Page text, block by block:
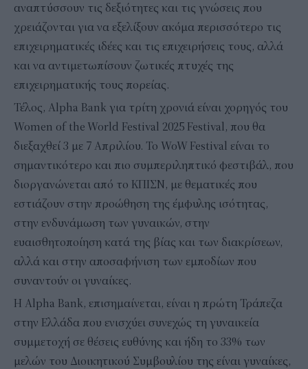
αναπτύσσουν τις δεξιότητες και τις γνώσεις που
χρειάζονται για να εξελίξουν ακόμα περισσότερο τις
επιχειρηματικές ιδέες και τις επιχειρήσεις τους, αλλά
και να αντιμετωπίσουν ζωτικές πτυχές της
επιχειρηματικής τους πορείας.
Τέλος, Alpha Bank για τρίτη χρονιά είναι χορηγός του
Women of the World Festival 2025 Festival, που θα
διεξαχθεί 3 με 7 Απριλίου. Το WoW Festival είναι το
σημαντικότερο και πιο συμπεριληπτικό φεστιβάλ, που
διοργανώνεται από το ΚΠΙΣΝ, με θεματικές που
εστιάζουν στην προώθηση της έμφυλης ισότητας,
στην ενδυνάμωση των γυναικών, στην
ευαισθητοποίηση κατά της βίας και των διακρίσεων,
αλλά και στην αποσαφήνιση των εμποδίων που
συναντούν οι γυναίκες.
Η Alpha Bank, επισημαίνεται, είναι η πρώτη Τράπεζα
στην Ελλάδα που ενισχύει συνεχώς τη γυναικεία
συμμετοχή σε θέσεις ευθύνης και ήδη το 33% των
μελών του Διοικητικού Συμβουλίου της είναι γυναίκες,